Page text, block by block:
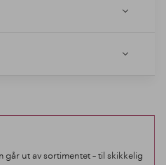
ut av sortimentet – til skikkelig